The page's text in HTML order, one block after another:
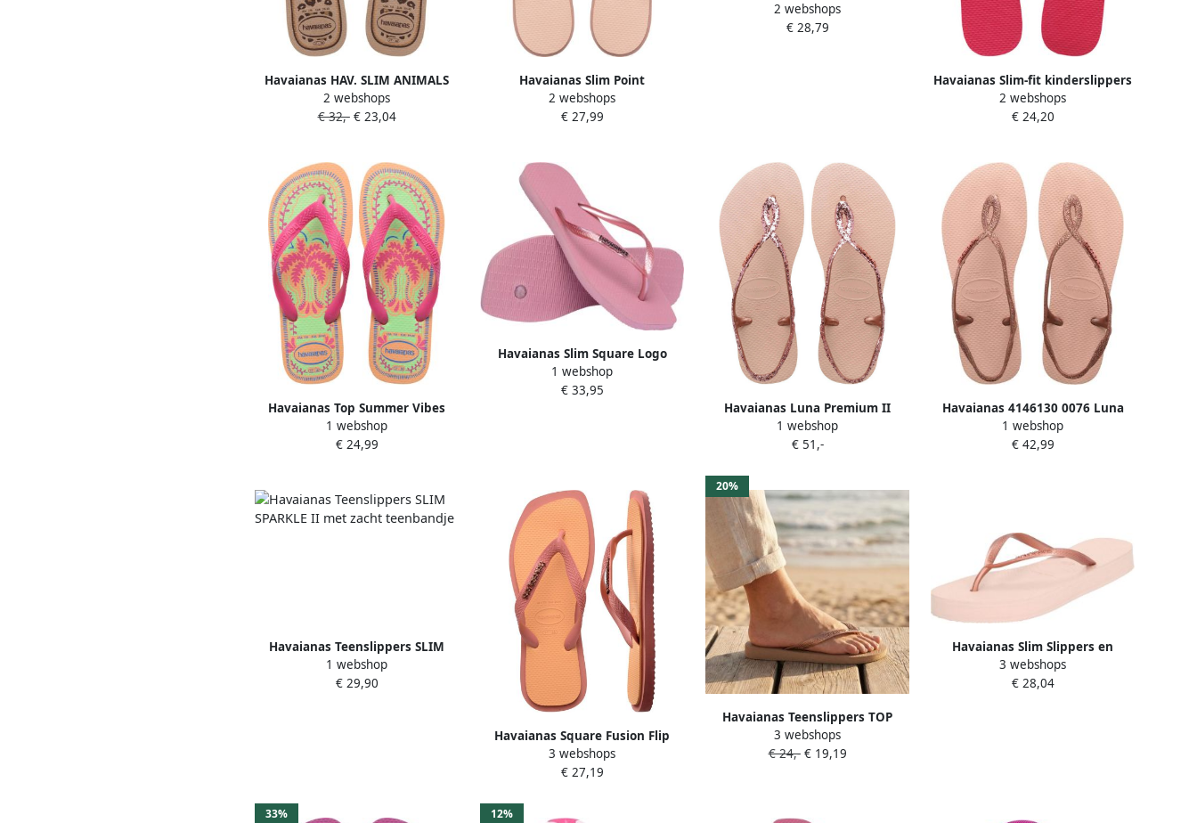
Havaianas HAV. SLIM ANIMALS
ROSE GOLD ROSE GOLD Dames
Slippers rose gold rose gold
2 webshops
€ 32,-€ 23,04
Havaianas Slim Point
teenslippers lichtroze
2 webshops
€ 27,99
Dames Roze- Dames Roze
2 webshops
€ 28,79
Havaianas Slim-fit kinderslippers
om aan te trekken
2 webshops
€ 24,20
Havaianas Top Summer Vibes
Slippers en Sandalen Dames Roze
Plastic
1 webshop
€ 24,99
Havaianas Slim Square Logo
Metallic Flip Flops Dames Roze-
Dames Roze
1 webshop
€ 33,95
Havaianas Luna Premium II
sandalen met glitters roze
Dames Rubber Effen 37 38
1 webshop
€ 51,-
Havaianas 4146130 0076 Luna
Premium Flip-Flops
1 webshop
€ 42,99
Havaianas Teenslippers SLIM
SPARKLE II met zacht teenbandje
1 webshop
€ 29,90
Havaianas Square Fusion Flip
Flops Dames Roze- Dames Roze
3 webshops
€ 27,19
20%
Havaianas Teenslippers TOP
TIRAS zomerschoen slippers
poolslides in klassieke stijl
3 webshops
€ 24,-€ 19,19
Havaianas Slim Slippers en
Sandalen Dames Roze Plastic
3 webshops
€ 28,04
33% 12%